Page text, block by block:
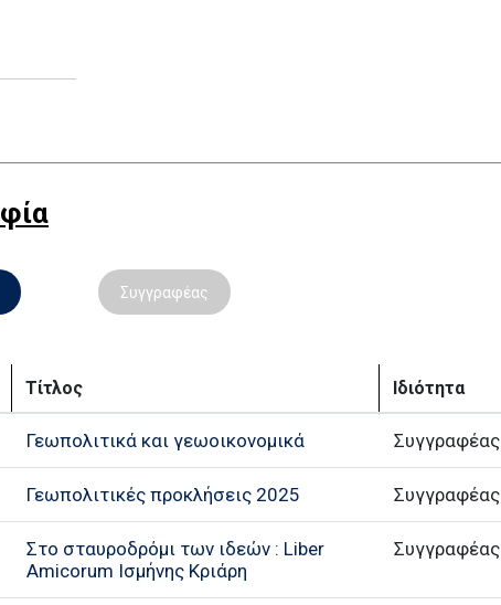
Συγγραφέας
Τίτλος Ιδιότητα
Γεωπολιτικά και γεωοικονομικά Συγγραφέας
Γεωπολιτικές προκλήσεις 2025 Συγγραφέας
Στο σταυροδρόμι των ιδεών : Liber
Amicorum Ισμήνης Κριάρη
Συγγραφέας